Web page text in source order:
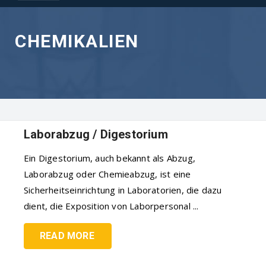
CHEMIKALIEN
Laborabzug / Digestorium
Ein Digestorium, auch bekannt als Abzug,
Laborabzug oder Chemieabzug, ist eine
Sicherheitseinrichtung in Laboratorien, die dazu
dient, die Exposition von Laborpersonal ...
READ MORE